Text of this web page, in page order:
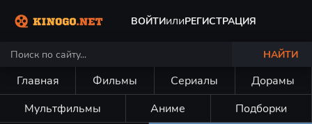
ВОЙТИилиРЕГИСТРАЦИЯ
НАЙТИ
Главная Фильмы Сериалы
Дорамы
Мультфильмы
Аниме
Подборки